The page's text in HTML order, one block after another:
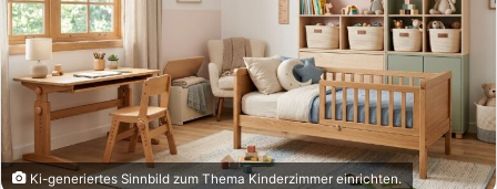
Ki-generiertes Sinnbild zum Thema Kinderzimmer einrichten.